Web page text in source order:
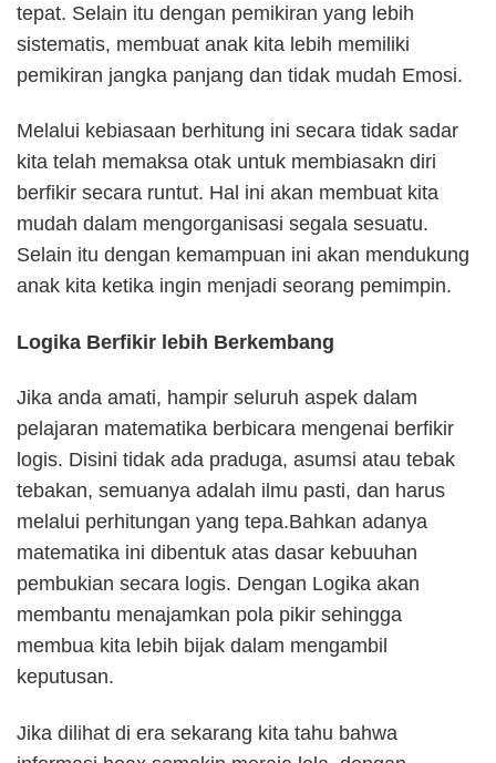
tepat. Selain itu dengan pemikiran yang lebih
sistematis, membuat anak kita lebih memiliki
pemikiran jangka panjang dan tidak mudah Emosi.
Melalui kebiasaan berhitung ini secara tidak sadar
kita telah memaksa otak untuk membiasakn diri
berfikir secara runtut. Hal ini akan membuat kita
mudah dalam mengorganisasi segala sesuatu.
Selain itu dengan kemampuan ini akan mendukung
anak kita ketika ingin menjadi seorang pemimpin.
Logika Berfikir lebih Berkembang
Jika anda amati, hampir seluruh aspek dalam
pelajaran matematika berbicara mengenai berfikir
logis. Disini tidak ada praduga, asumsi atau tebak
tebakan, semuanya adalah ilmu pasti, dan harus
melalui perhitungan yang tepa.Bahkan adanya
matematika ini dibentuk atas dasar kebuuhan
pembukian secara logis. Dengan Logika akan
membantu menajamkan pola pikir sehingga
membua kita lebih bijak dalam mengambil
keputusan.
Jika dilihat di era sekarang kita tahu bahwa